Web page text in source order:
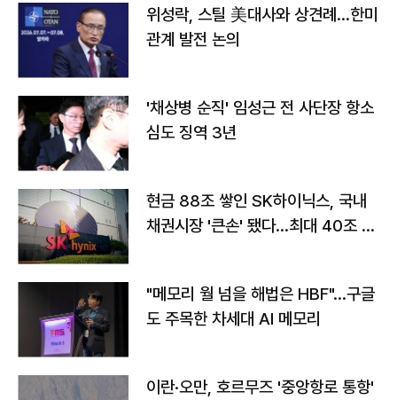
위성락, 스틸 美대사와 상견례…한미
관계 발전 논의
'채상병 순직' 임성근 전 사단장 항소
심도 징역 3년
현금 88조 쌓인 SK하이닉스, 국내
채권시장 '큰손' 됐다…최대 40조 투
"메모리 월 넘을 해법은 HBF"…구글
도 주목한 차세대 AI 메모리
이란·오만, 호르무즈 '중앙항로 통항'